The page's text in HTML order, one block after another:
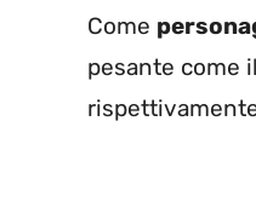
Come
pesante come